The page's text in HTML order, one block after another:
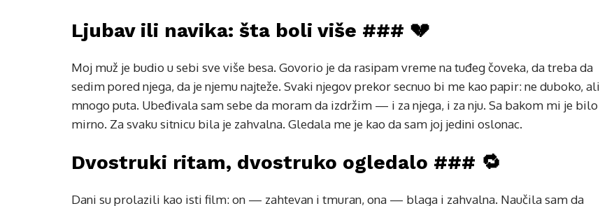
Ljubav ili navika: šta boli više ### 💔
Moj muž je budio u sebi sve više besa. Govorio je da rasipam vreme na tuđeg čoveka, da treba da
sedim pored njega, da je njemu najteže. Svaki njegov prekor secnuo bi me kao papir: ne duboko, ali
mnogo puta. Ubeđivala sam sebe da moram da izdržim — i za njega, i za nju. Sa bakom mi je bilo
mirno. Za svaku sitnicu bila je zahvalna. Gledala me je kao da sam joj jedini oslonac.
Dvostruki ritam, dvostruko ogledalo ### 🔁
Dani su prolazili kao isti film: on — zahtevan i tmuran, ona — blaga i zahvalna. Naučila sam da